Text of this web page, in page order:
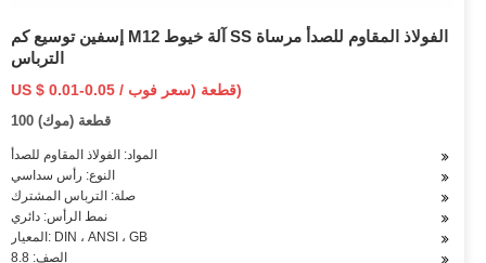
إسفين توسيع كم M12 آلة خيوط SS الفولاذ المقاوم للصدأ مرساة
الترباس
US $ 0.01-0.05 / قطعة (سعر فوب)
100 قطعة (موك)
المواد: الفولاذ المقاوم للصدأ
النوع: رأس سداسي
صلة: الترباس المشترك
نمط الرأس: دائري
المعيار: DIN ، ANSI ، GB
الصف: 8.8